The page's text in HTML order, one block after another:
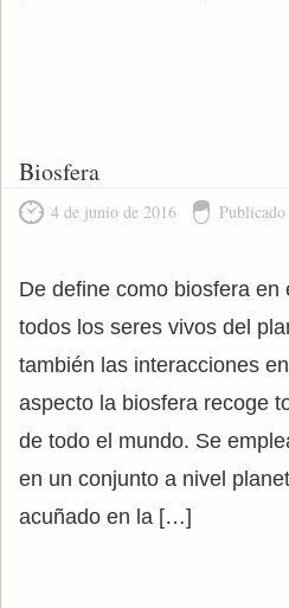
Biosfera
4 de junio de 2016
De define como biosfera
todos los seres vivos del
también las interacciones
aspecto la biosfera recoge
de todo el mundo. Se
en un conjunto a nivel
acuñado en la […]